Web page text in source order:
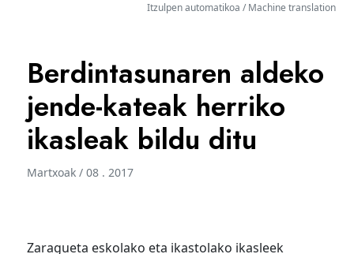
Itzulpen automatikoa / Machine translation
Berdintasunaren aldeko
jende-kateak herriko
ikasleak bildu ditu
Martxoak / 08 . 2017
Zaragueta eskolako eta ikastolako ikasleek